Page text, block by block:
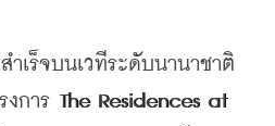
ำเร็จบนเวทีระดับนานาชาติ
งการ The Residences at